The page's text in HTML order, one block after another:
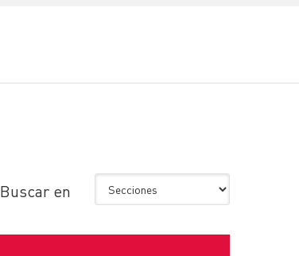
Buscar en